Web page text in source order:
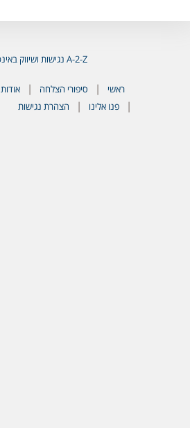
A-2-Z נגישות ושיווק באינטרנט
ראשי סיפורי הצלחה
אודות ATERRA
פנו אלינו
הצהרת נגישות